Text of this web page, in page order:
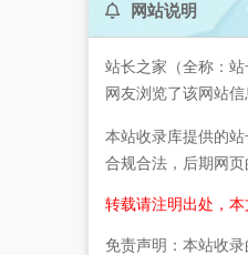
网站说明
站长之家（全称：
网友浏览了该网站信
本站收录库提供的
合规合法，后期网
转载请注明出处，本
免责声明：本站收